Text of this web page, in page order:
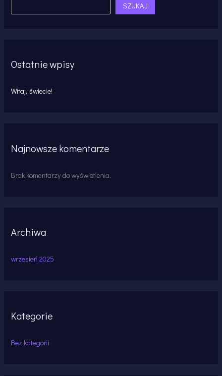
SZUKAJ
Ostatnie wpisy
Witaj, świecie!
Najnowsze komentarze
Brak komentarzy do wyświetlenia.
Archiwa
wrzesień 2025
Kategorie
Bez kategorii